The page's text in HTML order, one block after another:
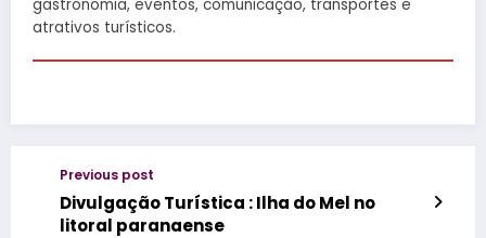
gastronomia, eventos, comunicação, transportes e
atrativos turísticos.
Previous post
Divulgação Turística : Ilha do Mel no
litoral paranaense